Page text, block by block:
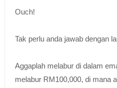
Ouch!
Tak perlu anda jawab dengan
Aggaplah melabur di dalam
melabur RM100,000, di mana